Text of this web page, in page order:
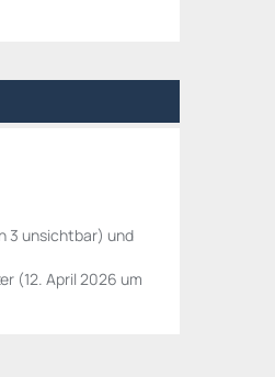
3 unsichtbar) und
(12. April 2026 um